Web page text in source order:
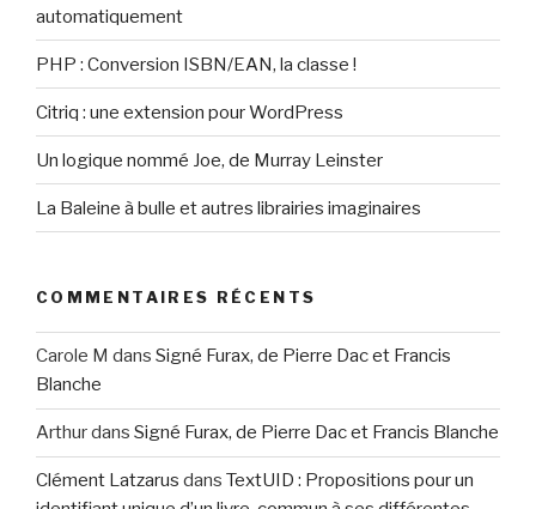
automatiquement
PHP : Conversion ISBN/EAN, la classe !
Citriq : une extension pour WordPress
Un logique nommé Joe, de Murray Leinster
La Baleine à bulle et autres librairies imaginaires
COMMENTAIRES RÉCENTS
Carole M dans Signé Furax, de Pierre Dac et Francis
Blanche
Arthurdans Signé Furax, de Pierre Dac et Francis Blanche
Clément Latzarus dans TextUID : Propositions pour un